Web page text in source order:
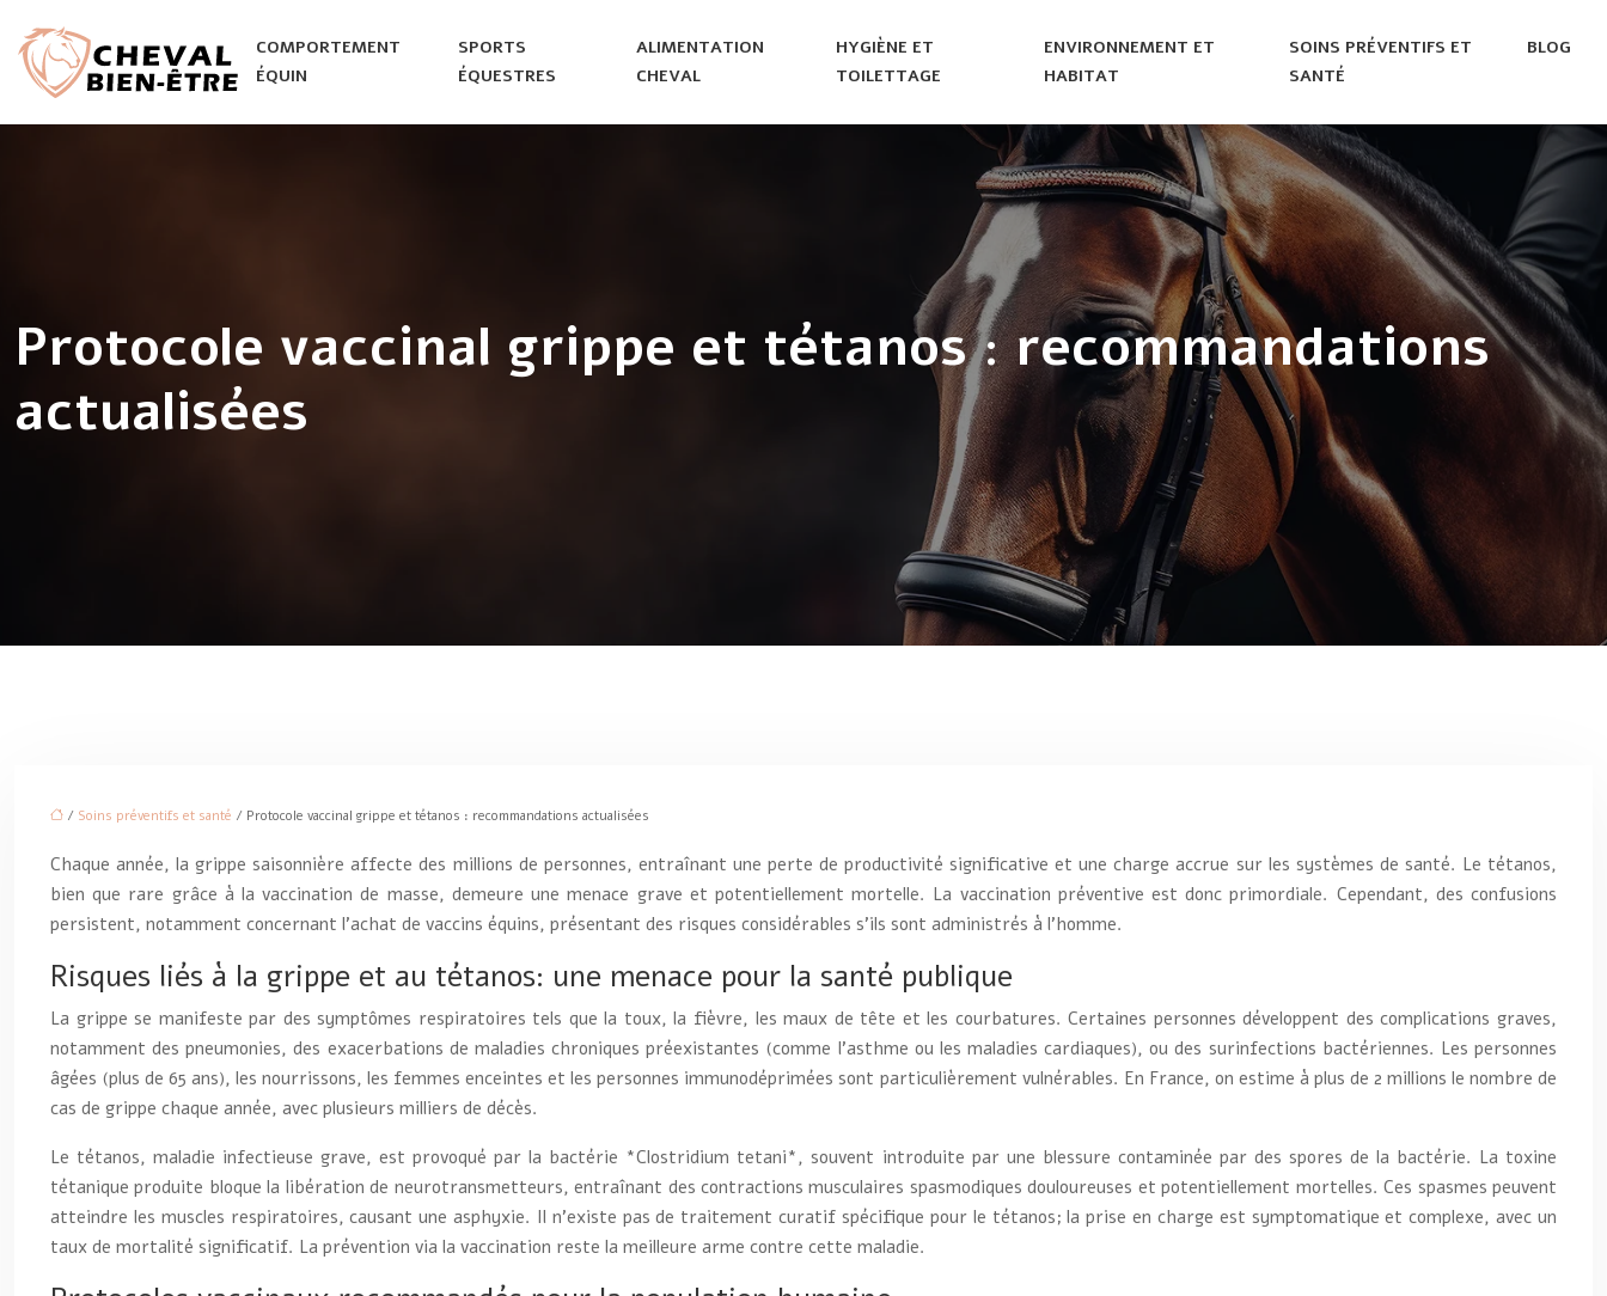
COMPORTEMENT
ÉQUIN
SPORTS
ÉQUESTRES
ALIMENTATION
CHEVAL
HYGIÈNE ET
TOILETTAGE
ENVIRONNEMENT ET
HABITAT
SOINS PRÉVENTIFS ET
SANTÉ
BLOG
Protocole vaccinal grippe et tétanos : recommandations
actualisées
/ Soins préventifs et santé / Protocole vaccinal grippe et tétanos : recommandations actualisées
Chaque année, la grippe saisonnière affecte des millions de personnes, entraînant une perte de productivité significative et une charge accrue sur les systèmes de santé. Le tétanos,
bien que rare grâce à la vaccination de masse, demeure une menace grave et potentiellement mortelle. La vaccination préventive est donc primordiale. Cependant, des confusions
persistent, notamment concernant l’achat de vaccins équins, présentant des risques considérables s’ils sont administrés à l’homme.
Risques liés à la grippe et au tétanos: une menace pour la santé publique
La grippe se manifeste par des symptômes respiratoires tels que la toux, la fièvre, les maux de tête et les courbatures. Certaines personnes développent des complications graves,
notamment des pneumonies, des exacerbations de maladies chroniques préexistantes (comme l’asthme ou les maladies cardiaques), ou des surinfections bactériennes. Les personnes
âgées (plus de 65 ans), les nourrissons, les femmes enceintes et les personnes immunodéprimées sont particulièrement vulnérables. En France, on estime à plus de 2 millions le nombre de
cas de grippe chaque année, avec plusieurs milliers de décès.
Le tétanos, maladie infectieuse grave, est provoqué par la bactérie *Clostridium tetani*, souvent introduite par une blessure contaminée par des spores de la bactérie. La toxine
tétanique produite bloque la libération de neurotransmetteurs, entraînant des contractions musculaires spasmodiques douloureuses et potentiellement mortelles. Ces spasmes peuvent
atteindre les muscles respiratoires, causant une asphyxie. Il n’existe pas de traitement curatif spécifique pour le tétanos; la prise en charge est symptomatique et complexe, avec un
taux de mortalité significatif. La prévention via la vaccination reste la meilleure arme contre cette maladie.